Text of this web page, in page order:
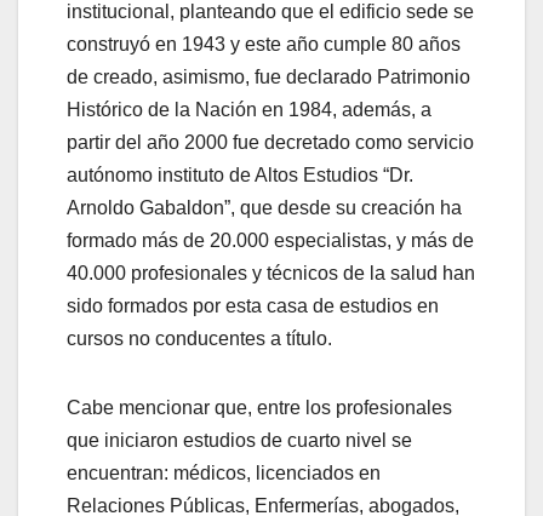
institucional, planteando que el edificio sede se
construyó en 1943 y este año cumple 80 años
de creado, asimismo, fue declarado Patrimonio
Histórico de la Nación en 1984, además, a
partir del año 2000 fue decretado como servicio
autónomo instituto de Altos Estudios “Dr.
Arnoldo Gabaldon”, que desde su creación ha
formado más de 20.000 especialistas, y más de
40.000 profesionales y técnicos de la salud han
sido formados por esta casa de estudios en
cursos no conducentes a título.
Cabe mencionar que, entre los profesionales
que iniciaron estudios de cuarto nivel se
encuentran: médicos, licenciados en
Relaciones Públicas, Enfermerías, abogados,